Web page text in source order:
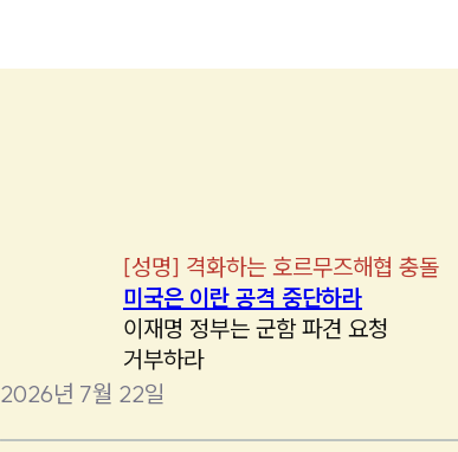
[성명] 격화하는 호르무즈해협 충돌
미국은 이란 공격 중단하라
이재명 정부는 군함 파견 요청
거부하라
2026년 7월 22일